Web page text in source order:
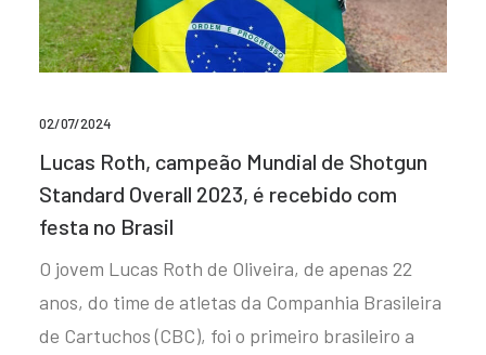
02/07/2024
Lucas Roth, campeão Mundial de Shotgun
Standard Overall 2023, é recebido com
festa no Brasil
O jovem Lucas Roth de Oliveira, de apenas 22
anos, do time de atletas da Companhia Brasileira
de Cartuchos (CBC), foi o primeiro brasileiro a